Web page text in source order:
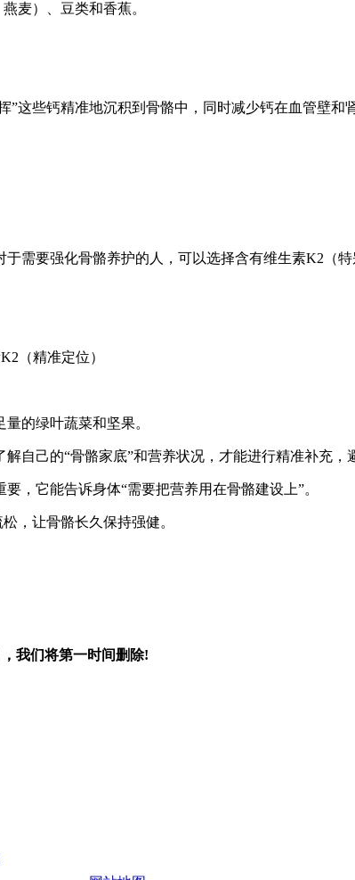
麦）、豆类和香蕉。
这些钙精准地沉积到骨骼中，同时减少钙在血管壁和
需要强化骨骼养护的人，可以选择含有维生素K2（特
（精准定位）
的绿叶蔬菜和坚果。
自己的“骨骼家底”和营养状况，才能进行精准补充，
，它能告诉身体“需要把营养用在骨骼建设上”。
，让骨骼长久保持强健。
我们将第一时间删除!